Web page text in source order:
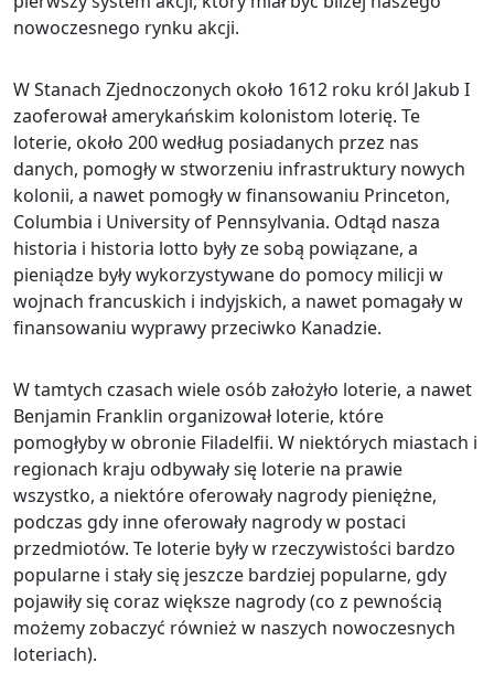
nowoczesnego rynku akcji.
W Stanach Zjednoczonych około 1612 roku król Jakub I
zaoferował amerykańskim kolonistom loterię. Te
loterie, około 200 według posiadanych przez nas
danych, pomogły w stworzeniu infrastruktury nowych
kolonii, a nawet pomogły w finansowaniu Princeton,
Columbia i University of Pennsylvania. Odtąd nasza
historia i historia lotto były ze sobą powiązane, a
pieniądze były wykorzystywane do pomocy milicji w
wojnach francuskich i indyjskich, a nawet pomagały w
finansowaniu wyprawy przeciwko Kanadzie.
W tamtych czasach wiele osób założyło loterie, a nawet
Benjamin Franklin organizował loterie, które
pomogłyby w obronie Filadelfii. W niektórych miastach i
regionach kraju odbywały się loterie na prawie
wszystko, a niektóre oferowały nagrody pieniężne,
podczas gdy inne oferowały nagrody w postaci
przedmiotów. Te loterie były w rzeczywistości bardzo
popularne i stały się jeszcze bardziej popularne, gdy
pojawiły się coraz większe nagrody (co z pewnością
możemy zobaczyć również w naszych nowoczesnych
loteriach).